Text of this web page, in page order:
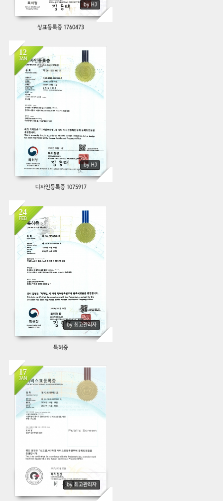
by HJ
상표등록증 1760473
12
JAN
by HJ
468
디자인등록증 1075917
24
FEB
by 최고관리자
935
특허증
17
JAN
by 최고관리자
506